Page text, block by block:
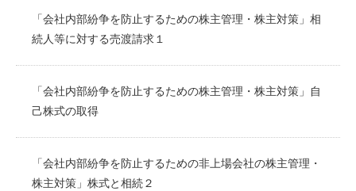
「会社内部紛争を防止するための株主管理・株主対策」相
続人等に対する売渡請求１
「会社内部紛争を防止するための株主管理・株主対策」自
己株式の取得
「会社内部紛争を防止するための非上場会社の株主管理・
株主対策」株式と相続２